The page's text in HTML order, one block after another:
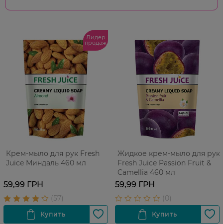
Лидер
продаж
Крем-мыло для рук Fresh
Juice Миндаль 460 мл
59,99 ГРН
Жидкое крем-мыло для рук
Fresh Juice Passion Fruit &
Camellia 460 мл
59,99 ГРН